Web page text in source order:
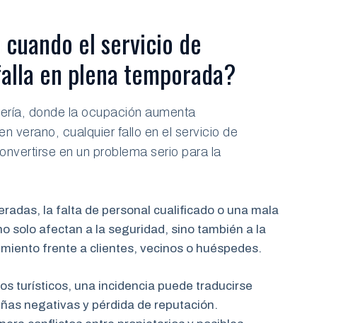
el servicio de
en plena temporada?
donde la ocupación aumenta
verano, cualquier fallo en el servicio de
en un problema serio para la
la falta de personal cualificado o una mala
solo afectan a la seguridad, sino también a la
frente a clientes, vecinos o huéspedes.
turísticos, una incidencia puede traducirse
negativas y pérdida de reputación.